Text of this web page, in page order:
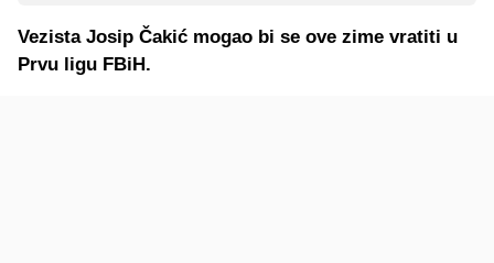
Vezista Josip Čakić mogao bi se ove zime vratiti u
Prvu ligu FBiH.